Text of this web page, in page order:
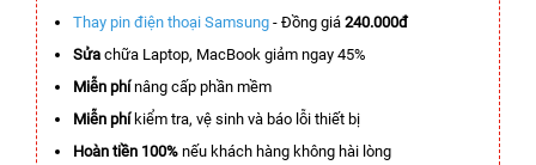
Thay pin điện thoại Samsung - Đồng giá 240.000đ
Sửa chữa Laptop, MacBook giảm ngay 45%
Miễn phínâng cấp phần mềm
Miễn phíkiểm tra, vệ sinh và báo lỗi thiết bị
Hoàn tiền 100% nếu khách hàng không hài lòng